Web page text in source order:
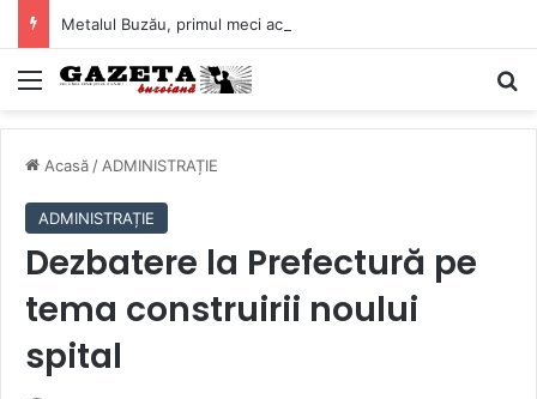
Mediu
Acasă / ADMINISTRAȚIE
ADMINISTRAȚIE
Dezbatere la Prefectură pe
tema construirii noului
spital